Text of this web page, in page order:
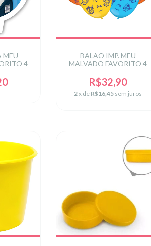
MEU
4
BALAO IMP. MEU
MALVADO FAVORITO 4
R$32,90
2x de R$16,45 sem juros